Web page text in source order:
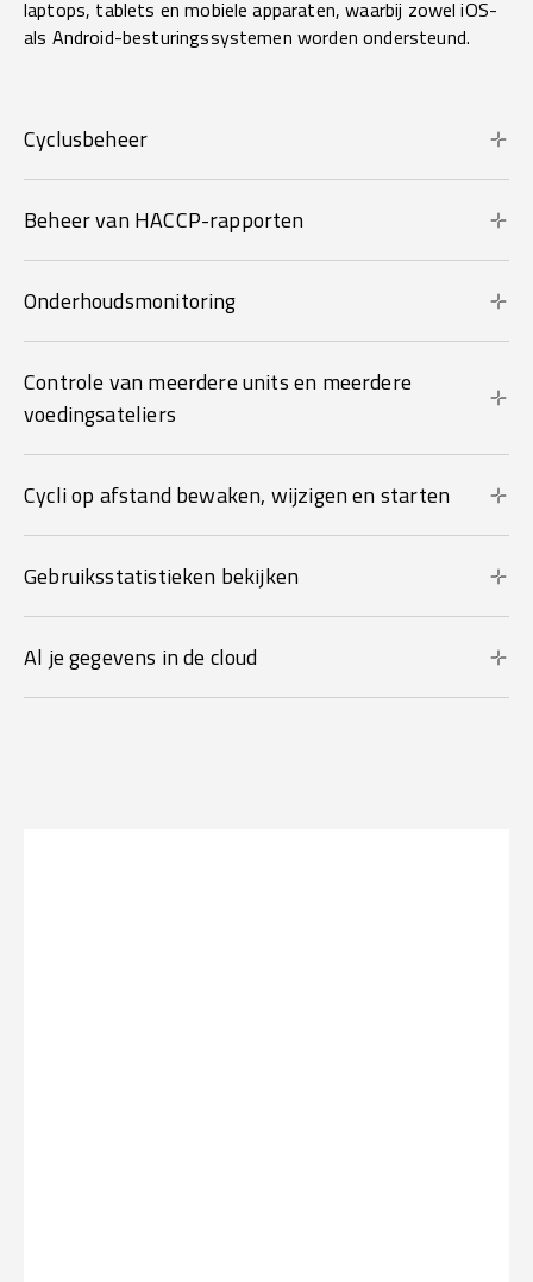
laptops, tablets en mobiele apparaten, waarbij zowel iOS-
als Android-besturingssystemen worden ondersteund.
Cyclusbeheer
Beheer van HACCP-rapporten
Onderhoudsmonitoring
Controle van meerdere units en meerdere
voedingsateliers
Cycli op afstand bewaken, wijzigen en starten
Gebruiksstatistieken bekijken
Al je gegevens in de cloud